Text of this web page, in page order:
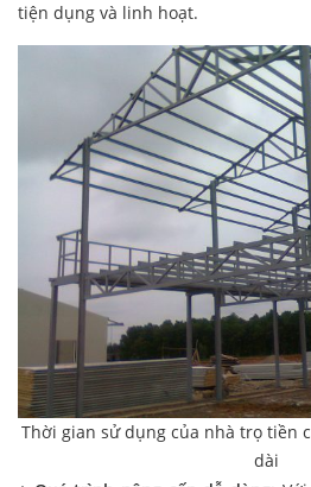
tiện dụng và linh hoạt.
Thời gian sử dụng của nhà trọ tiền
dài